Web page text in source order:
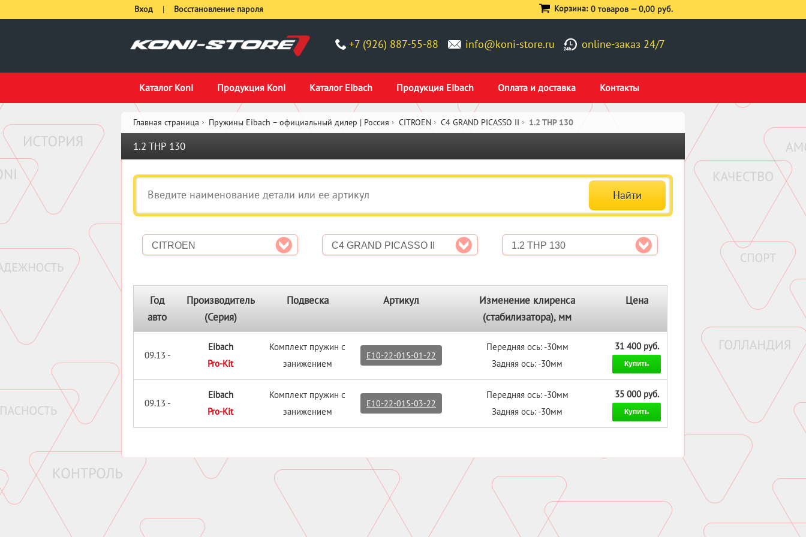
+7 (926) 887-55-88 info@koni-store.ru online-заказ 24/7
Каталог Koni Продукция Koni Каталог Eibach Продукция Eibach Оплата и доставка Контакты
Вход | Восстановление пароля Корзина: 0 товаров —0,00 руб.
Главная страница Пружины Eibach – официальный дилер | Россия CITROEN C4 GRAND PICASSO II 1.2 THP 130
1.2 THP 130
CITROEN C4 GRAND PICASSO II 1.2 THP 130
Год
авто
Производитель
(Серия)
Подвеска Артикул
Изменение клиренса
(стабилизатора), мм
Цена
09.13 -
Eibach
Pro-Kit
Комплект пружин с
занижением
E10-22-015-01-22
Передняя ось: -30мм
Задняя ось: -30мм
31 400 руб.
Купить
09.13 -
Eibach
Pro-Kit
Комплект пружин с
занижением
E10-22-015-03-22
Передняя ось: -30мм
Задняя ось: -30мм
35 000 руб.
Купить